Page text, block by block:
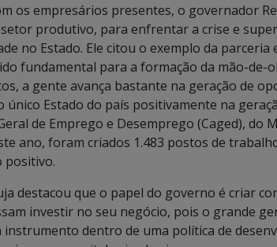
os empresários presentes, o governador
produtivo, para enfrentar a crise e
no Estado. Ele citou o exemplo da
fundamental para a formação da mão-de-
a gente avança bastante na geração de
único Estado do país positivamente na
de Emprego e Desemprego (Caged),
ano, foram criados 1.483 postos de
positivo.
destacou que o papel do governo é criar
investir no seu negócio, pois o grande
instrumento dentro de uma política de